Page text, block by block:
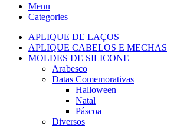
Menu
Categories
APLIQUE DE LAÇOS
APLIQUE CABELOS E MECHAS
MOLDES DE SILICONE
Arabesco
Datas Comemorativas
Halloween
Natal
Páscoa
Diversos